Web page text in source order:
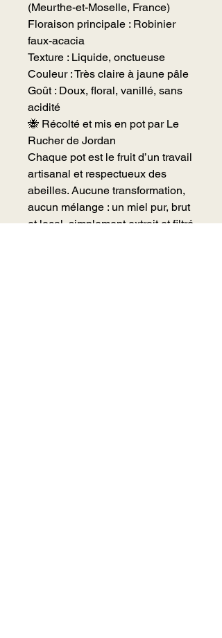
(Meurthe-et-Moselle, France)
Floraison principale : Robinier
faux-acacia
Texture : Liquide, onctueuse
Couleur : Très claire à jaune pâle
Goût : Doux, floral, vanillé, sans
acidité
🐝 Récolté et mis en pot par Le
Rucher de Jordan
Chaque pot est le fruit d’un travail
artisanal et respectueux des
abeilles. Aucune transformation,
aucun mélange : un miel pur, brut
et local, simplement extrait et filtré